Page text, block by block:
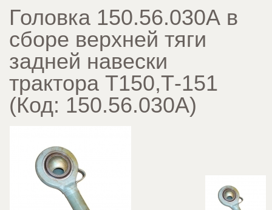
Головка 150.56.030А в
сборе верхней тяги
задней навески
трактора Т150,Т-151
(Код: 150.56.030А)